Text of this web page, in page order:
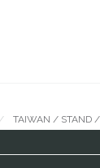
TAIWAN / STAND /